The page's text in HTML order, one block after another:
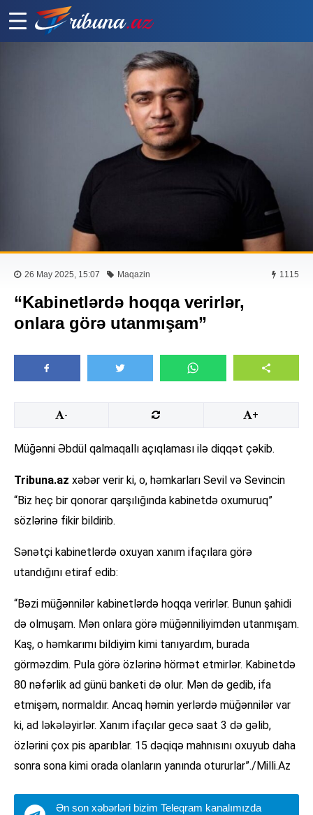
26 May 2025, 15:07 Maqazin 1115
“Kabinetlərdə hoqqa verirlər,
onlara görə utanmışam”
- +
Müğənni Əbdül qalmaqallı açıqlaması ilə diqqət çəkib.
Tribuna.az xəbər verir ki, o, həmkarları Sevil və Sevincin
“Biz heç bir qonorar qarşılığında kabinetdə oxumuruq”
sözlərinə fikir bildirib.
Sənətçi kabinetlərdə oxuyan xanım ifaçılara görə
utandığını etiraf edib:
“Bəzi müğənnilər kabinetlərdə hoqqa verirlər. Bunun şahidi
də olmuşam. Mən onlara görə müğənniliyimdən utanmışam.
Kaş, o həmkarımı bildiyim kimi tanıyardım, burada
görməzdim. Pula görə özlərinə hörmət etmirlər. Kabinetdə
80 nəfərlik ad günü banketi də olur. Mən də gedib, ifa
etmişəm, normaldır. Ancaq həmin yerlərdə müğənnilər var
ki, ad ləkələyirlər. Xanım ifaçılar gecə saat 3 də gəlib,
özlərini çox pis aparıblar. 15 dəqiqə mahnısını oxuyub daha
sonra sona kimi orada olanların yanında otururlar”./Milli.Az
Ən son xəbərləri bizim Teleqram kanalımızda